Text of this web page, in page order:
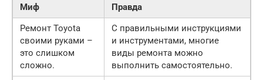
Миф
Правда
Ремонт Toyota
своими руками –
это слишком
сложно.
С правильными инструкциями
и инструментами, многие
виды ремонта можно
выполнить самостоятельно.